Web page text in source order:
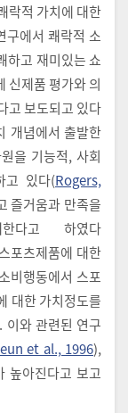
락적 가치에 대한
구에서 쾌락적 소
하고 재미있는 쇼
신제품 평가와 의
고 보도되고 있다
개념에서 출발한
을 기능적, 사회
고 있다(Rogers,
즐거움과 만족을
다고 하였다
포츠제품에 대한
비행동에서 스포
대한 가치정도를
이와 관련된 연구
et al., 1996),
높아진다고 보고